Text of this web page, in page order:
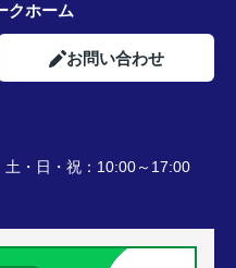
クホーム
お問い合わせ
・日・祝：10:00～17:00